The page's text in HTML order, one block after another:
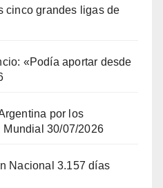
cinco grandes ligas de
«Podía aportar desde
por los
30/07/2026
Nacional 3.157 días